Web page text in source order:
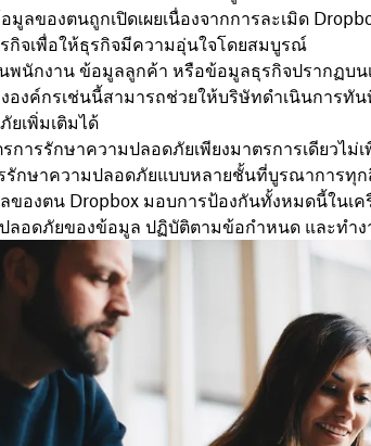
มูลของตนถูกเปิดเผยเนื่องจากการละเมิด
กิจเพื่อให้ธุรกิจมีความอุ่นใจโดยสมบูรณ์
พนักงาน ข้อมูลลูกค้า หรือข้อมูลธุรกิจปรากฏบน
องค์กรเช่นนี้สามารถช่วยให้บริษัทดำเนินการทั
ยเพิ่มเติมได้
การรักษาความปลอดภัยเพียงมาตรการเดียวไม่
รักษาความปลอดภัยแบบหลายชั้นที่บูรณาการทุก
ของตน Dropbox มอบการป้องกันทั้งหมดนี้ในเค
ลอดภัยของข้อมูล ปฏิบัติตามข้อกำหนด และทำง